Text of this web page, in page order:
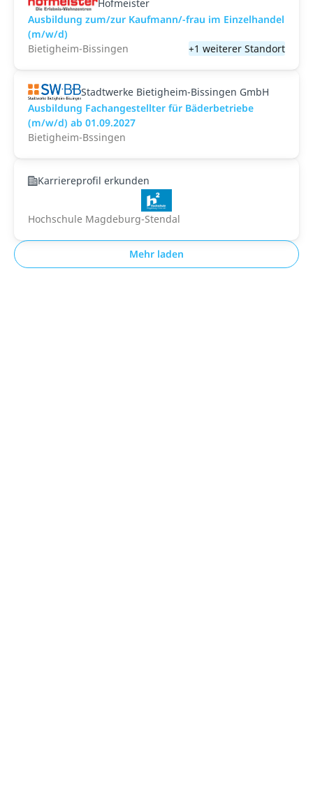
Hofmeister
Ausbildung zum/zur Kaufmann/-frau im Einzelhandel
(m/w/d)
Bietigheim-Bissingen
+1 weiterer Standort
Stadtwerke Bietigheim-Bissingen GmbH
Ausbildung Fachangestellter für Bäderbetriebe
(m/w/d) ab 01.09.2027
Bietigheim-Bssingen
Karriereprofil erkunden
Hochschule Magdeburg-Stendal
Mehr laden